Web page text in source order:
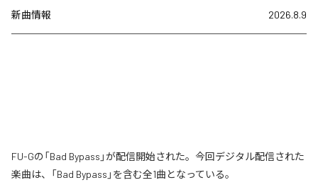
新曲情報 2026.8.9
FU-Gの「Bad Bypass」が配信開始された。今回デジタル配信された
楽曲は、「Bad Bypass」を含む全1曲となっている。